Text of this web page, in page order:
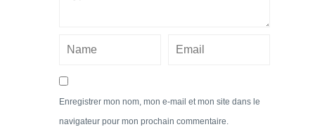
Enregistrer mon nom, mon e-mail et mon site dans le
navigateur pour mon prochain commentaire.